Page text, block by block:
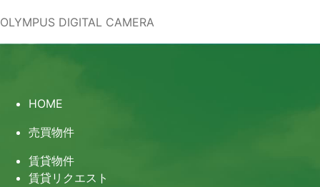
OLYMPUS DIGITAL CAMERA
HOME
売買物件
賃貸物件
賃貸リクエスト